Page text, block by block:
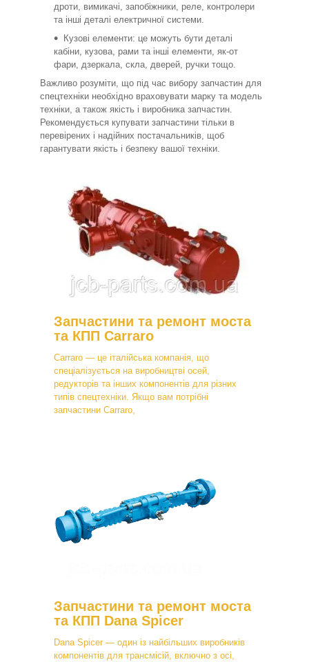
дроти, вимикачі, запобіжники, реле, контролери
та інші деталі електричної системи.
Кузові елементи: це можуть бути деталі
кабіни, кузова, рами та інші елементи, як-от
фари, дзеркала, скла, дверей, ручки тощо.
Важливо розуміти, що під час вибору запчастин для
спецтехніки необхідно враховувати марку та модель
техніки, а також якість і виробника запчастин.
Рекомендується купувати запчастини тільки в
перевірених і надійних постачальників, щоб
гарантувати якість і безпеку вашої техніки.
Запчастини та ремонт моста
та КПП Carraro
Carraro — це італійська компанія, що
спеціалізується на виробництві осей,
редукторів та інших компонентів для різних
типів спецтехніки. Якщо вам потрібні
запчастини Carraro,
Запчастини та ремонт моста
та КПП Dana Spicer
Dana Spicer — один із найбільших виробників
компонентів для трансмісій, включно з осі,